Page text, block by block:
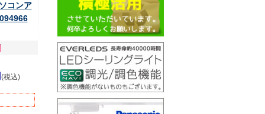
コンア
(税込)